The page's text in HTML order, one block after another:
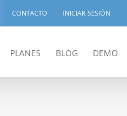
CONTACTO INICIAR SESIÓN
PLANES BLOG DEMO